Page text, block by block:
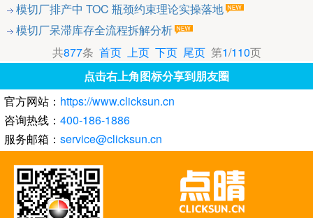
模切厂排产中 TOC 瓶颈约束理论实操落地
模切厂呆滞库存全流程拆解分析
共877条 首页 上页 下页 尾页第1/110页
点击右上角图标分享到朋友圈
官方网站： https://www.clicksun.cn
咨询热线： 400-186-1886
服务邮箱： service@clicksun.cn